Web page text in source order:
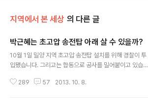
지역에서 본 세상 의 다른 글
박근혜는 초고압 송전탑 아래 살 수 있을까?
10월 1일 밀양 지역 초고압 송전탑 설치를 위해 경찰이 투
입됐습니다. 그리고는 합동으로 공사를 밀어붙이고 있습니
송에서는 순조롭게 다섯 군데에서 공사가 이뤄지고 있다고
289 57 2013. 10. 8.